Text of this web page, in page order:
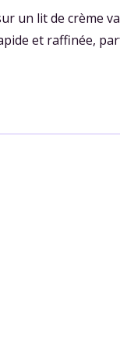
un lit de crème
et raffinée,